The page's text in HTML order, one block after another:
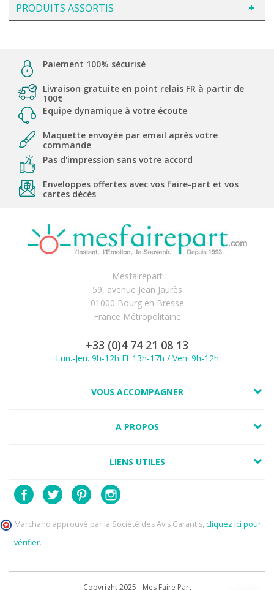
PRODUITS ASSORTIS
Paiement 100% sécurisé
Livraison gratuite en point relais FR à partir de
100€
Equipe dynamique à votre écoute
Maquette envoyée par email après votre
commande
Pas d'impression sans votre accord
Enveloppes offertes avec vos faire-part et vos
cartes décès
Mesfairepart
59, avenue Jean Jaurès
01000 Bourg en Bresse
France Métropolitaine
+33 (0)4 74 21 08 13
Lun.-Jeu. 9h-12h Et 13h-17h / Ven. 9h-12h
VOUS ACCOMPAGNER
A PROPOS
LIENS UTILES
Marchand approuvé par la Société des Avis Garantis, cliquez ici pour
vérifier.
Copyright 2025 - Mes Faire Part